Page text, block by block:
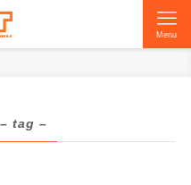
Menu
– tag –